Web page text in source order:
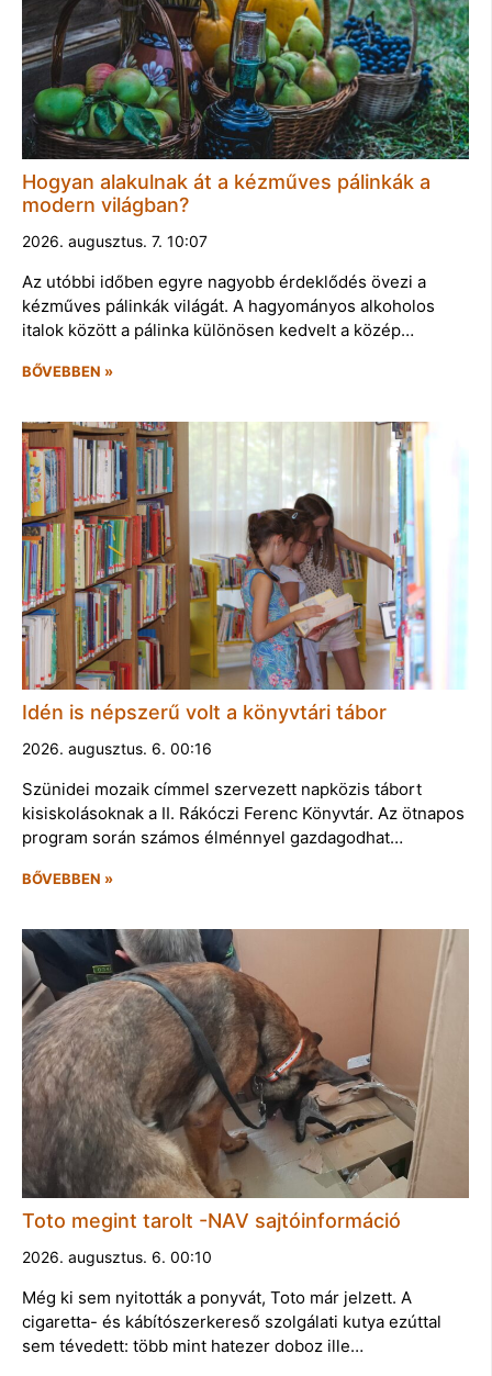
Hogyan alakulnak át a kézműves pálinkák a
modern világban?
2026. augusztus. 7. 10:07
Az utóbbi időben egyre nagyobb érdeklődés övezi a
kézműves pálinkák világát. A hagyományos alkoholos
italok között a pálinka különösen kedvelt a közép…
BŐVEBBEN »
Idén is népszerű volt a könyvtári tábor
2026. augusztus. 6. 00:16
Szünidei mozaik címmel szervezett napközis tábort
kisiskolásoknak a II. Rákóczi Ferenc Könyvtár. Az ötnapos
program során számos élménnyel gazdagodhat…
BŐVEBBEN »
Toto megint tarolt -NAV sajtóinformáció
2026. augusztus. 6. 00:10
Még ki sem nyitották a ponyvát, Toto már jelzett. A
cigaretta- és kábítószerkereső szolgálati kutya ezúttal
sem tévedett: több mint hatezer doboz ille…